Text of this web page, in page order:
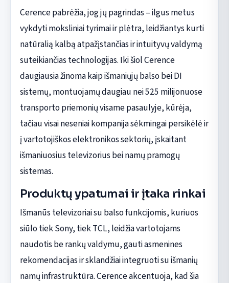
Cerence pabrėžia, jog jų pagrindas – ilgus metus
vykdyti moksliniai tyrimai ir plėtra, leidžiantys kurti
natūralią kalbą atpažįstančias ir intuityvų valdymą
suteikiančias technologijas. Iki šiol Cerence
daugiausia žinoma kaip išmaniųjų balso bei DI
sistemų, montuojamų daugiau nei 525 milijonuose
transporto priemonių visame pasaulyje, kūrėja,
tačiau visai neseniai kompanija sėkmingai persikėlė ir
į vartotojiškos elektronikos sektorių, įskaitant
išmaniuosius televizorius bei namų pramogų
sistemas.
Produktų ypatumai ir įtaka rinkai
Išmanūs televizoriai su balso funkcijomis, kuriuos
siūlo tiek Sony, tiek TCL, leidžia vartotojams
naudotis be rankų valdymu, gauti asmenines
rekomendacijas ir sklandžiai integruoti su išmanių
namų infrastruktūra. Cerence akcentuoja, kad šia